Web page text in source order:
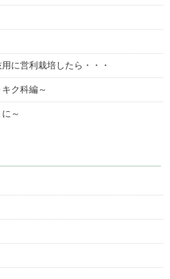
に営利栽培したら・・・
ク科編～
～